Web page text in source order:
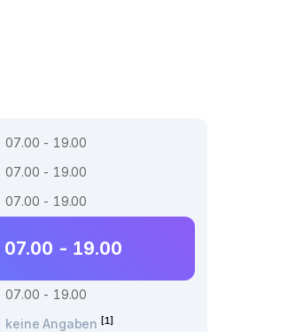
07.00 - 19.00
07.00 - 19.00
07.00 - 19.00
07.00 - 19.00
07.00 - 19.00
keine Angaben [1]